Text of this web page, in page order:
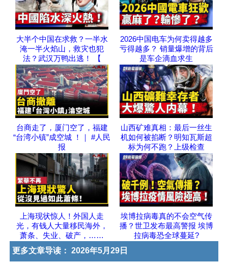
大半个中国在求救？一半水
淹一半火焰山，救灾也犯
法？武汉万鸭出逃！ 【
2026中国电车为何卖得越多
亏得越多？ 销量爆增的背后
是车企滴血求生
台商走了，厦门空了，福建
“台湾小镇”成空城 ！｜ #人民
报
山西矿难真相：最后一丝生
机如何被掐断？明知瓦斯超
标为何不跑？上级检查
上海现状惊人！外国人走
光，有钱人大量移民海外，
萧条、失业、破产，……
埃博拉病毒真的不会空气传
播？世卫发布最高警报 埃博
拉病毒恐全球蔓延?
更多文章导读： 2026年5月29日